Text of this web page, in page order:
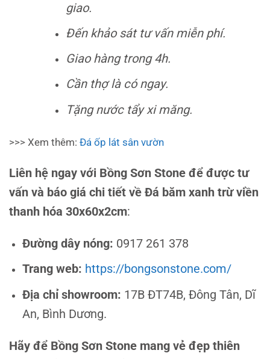
giao.
Đến khảo sát tư vấn miễn phí.
Giao hàng trong 4h.
Cần thợ là có ngay.
Tặng nước tẩy xi măng.
>>> Xem thêm: Đá ốp lát sân vườn
Liên hệ ngay với Bồng Sơn Stone để được tư
vấn và báo giá chi tiết về Đá băm xanh trừ viền
thanh hóa 30x60x2cm:
Đường dây nóng: 0917 261 378
Trang web: https://bongsonstone.com/
Địa chỉ showroom: 17B ĐT74B, Đông Tân, Dĩ
An, Bình Dương.
Hãy để Bồng Sơn Stone mang vẻ đẹp thiên